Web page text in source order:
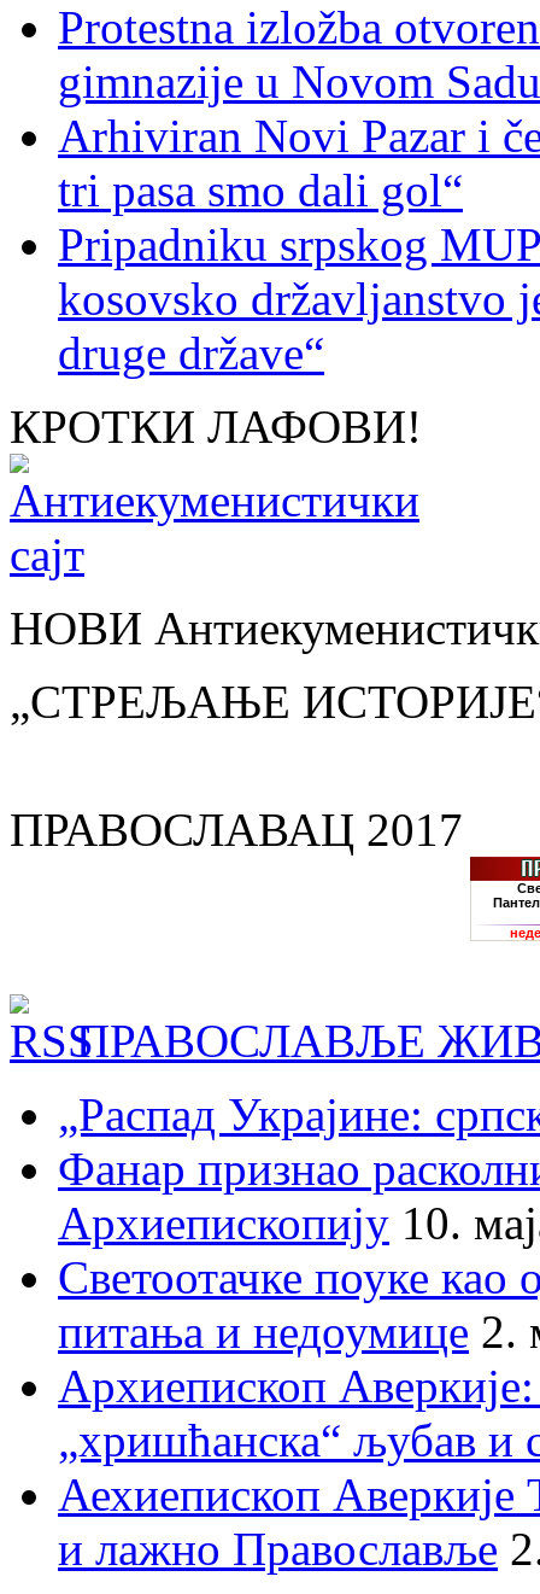
Protestna izložba
gimnazije u Novom Sadu
Arhiviran Novi Pazar i
tri pasa smo dali gol“
Pripadniku srpskog
kosovsko državljanstvo
druge države“
КРОТКИ ЛАФОВИ!
НОВИ
„СТРЕЉАЊЕ
ПРАВОСЛАВАЦ 2017
ПРАВОСЛАВЉЕ
„Распад Украјине:
Фанар признао
Архиепископију 10.
Светоотачке поуке као
питања и недоумице 2.
Архиепископ
„хришћанска“ љубав и
Аехиепископ
и лажно Православље